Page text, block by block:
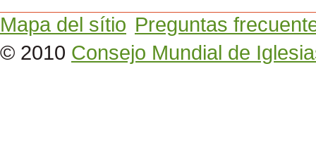
Mapa del sítio Preguntas
© 2010 Consejo Mundial de